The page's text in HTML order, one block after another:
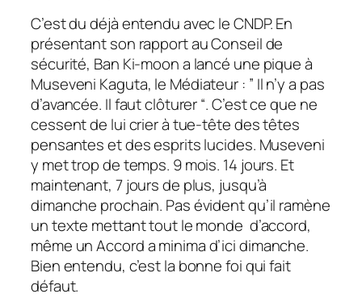
C’est du déjà entendu avec le CNDP. En
présentant son rapport au Conseil de
sécurité, Ban Ki-moon a lancé une pique à
Museveni Kaguta, le Médiateur : ” Il n’y a pas
d’avancée. Il faut clôturer“. C’est ce que ne
cessent de lui crier à tue-tête des têtes
pensantes et des esprits lucides. Museveni
y met trop de temps. 9 mois. 14 jours. Et
maintenant, 7 jours de plus, jusqu’à
dimanche prochain. Pas évident qu’il ramène
un texte mettant tout le monde d’accord,
même un Accord a minima d’ici dimanche.
Bien entendu, c’est la bonne foi qui fait
défaut.